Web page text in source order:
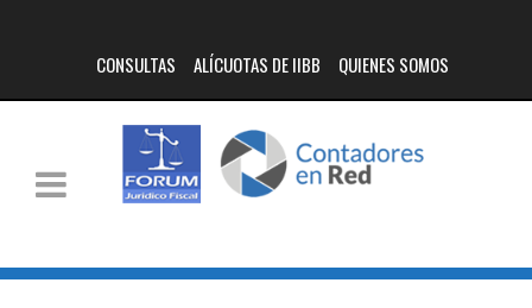
CONSULTAS ALÍCUOTAS DE IIBB QUIENES SOMOS